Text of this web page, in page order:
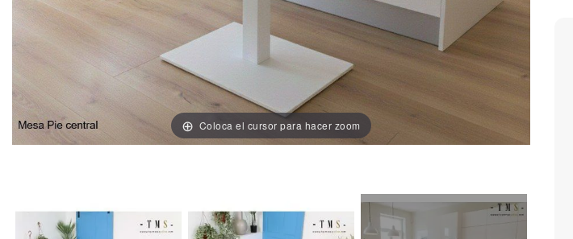
Coloca el cursor para hacer zoom